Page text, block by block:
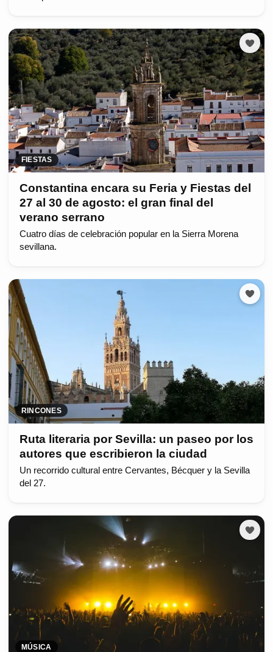
FIESTAS
Constantina encara su Feria y Fiestas del
27 al 30 de agosto: el gran final del
verano serrano
Cuatro días de celebración popular en la Sierra Morena
sevillana.
RINCONES
Ruta literaria por Sevilla: un paseo por los
autores que escribieron la ciudad
Un recorrido cultural entre Cervantes, Bécquer y la Sevilla
del 27.
MÚSICA